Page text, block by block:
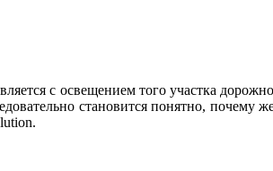
с освещением того участка
становится понятно, почему